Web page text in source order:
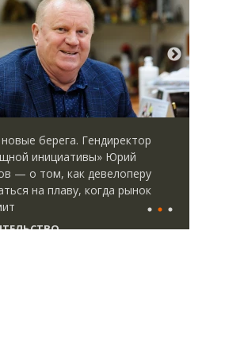
Архитектурный код начинается с
земли. Мощение крупноформатными
плитами становится новым
стандартом благоустройства
СТРОИТЕЛЬСТВО